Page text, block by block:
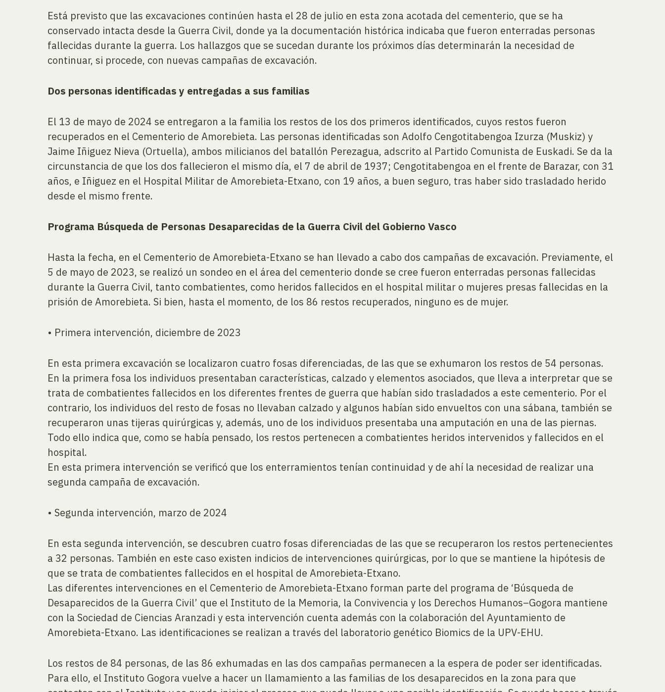
Está previsto que las excavaciones continúen hasta el 28 de julio en esta zona acotada del cementerio, que se ha
conservado intacta desde la Guerra Civil, donde ya la documentación histórica indicaba que fueron enterradas personas
fallecidas durante la guerra. Los hallazgos que se sucedan durante los próximos días determinarán la necesidad de
continuar, si procede, con nuevas campañas de excavación.
Dos personas identificadas y entregadas a sus familias
El 13 de mayo de 2024 se entregaron a la familia los restos de los dos primeros identificados, cuyos restos fueron
recuperados en el Cementerio de Amorebieta. Las personas identificadas son Adolfo Cengotitabengoa Izurza (Muskiz) y
Jaime Iñiguez Nieva (Ortuella), ambos milicianos del batallón Perezagua, adscrito al Partido Comunista de Euskadi. Se da la
circunstancia de que los dos fallecieron el mismo día, el 7 de abril de 1937; Cengotitabengoa en el frente de Barazar, con 31
años, e Iñiguez en el Hospital Militar de Amorebieta-Etxano, con 19 años, a buen seguro, tras haber sido trasladado herido
desde el mismo frente.
Programa Búsqueda de Personas Desaparecidas de la Guerra Civil del Gobierno Vasco
Hasta la fecha, en el Cementerio de Amorebieta-Etxano se han llevado a cabo dos campañas de excavación. Previamente, el
5 de mayo de 2023, se realizó un sondeo en el área del cementerio donde se cree fueron enterradas personas fallecidas
durante la Guerra Civil, tanto combatientes, como heridos fallecidos en el hospital militar o mujeres presas fallecidas en la
prisión de Amorebieta. Si bien, hasta el momento, de los 86 restos recuperados, ninguno es de mujer.
• Primera intervención, diciembre de 2023
En esta primera excavación se localizaron cuatro fosas diferenciadas, de las que se exhumaron los restos de 54 personas.
En la primera fosa los individuos presentaban características, calzado y elementos asociados, que lleva a interpretar que se
trata de combatientes fallecidos en los diferentes frentes de guerra que habían sido trasladados a este cementerio. Por el
contrario, los individuos del resto de fosas no llevaban calzado y algunos habían sido envueltos con una sábana, también se
recuperaron unas tijeras quirúrgicas y, además, uno de los individuos presentaba una amputación en una de las piernas.
Todo ello indica que, como se había pensado, los restos pertenecen a combatientes heridos intervenidos y fallecidos en el
hospital.
En esta primera intervención se verificó que los enterramientos tenían continuidad y de ahí la necesidad de realizar una
segunda campaña de excavación.
• Segunda intervención, marzo de 2024
En esta segunda intervención, se descubren cuatro fosas diferenciadas de las que se recuperaron los restos pertenecientes
a 32 personas. También en este caso existen indicios de intervenciones quirúrgicas, por lo que se mantiene la hipótesis de
que se trata de combatientes fallecidos en el hospital de Amorebieta-Etxano.
Las diferentes intervenciones en el Cementerio de Amorebieta-Etxano forman parte del programa de ‘Búsqueda de
Desaparecidos de la Guerra Civil’ que el Instituto de la Memoria, la Convivencia y los Derechos Humanos–Gogora mantiene
con la Sociedad de Ciencias Aranzadi y esta intervención cuenta además con la colaboración del Ayuntamiento de
Amorebieta-Etxano. Las identificaciones se realizan a través del laboratorio genético Biomics de la UPV-EHU.
Los restos de 84 personas, de las 86 exhumadas en las dos campañas permanecen a la espera de poder ser identificadas.
Para ello, el Instituto Gogora vuelve a hacer un llamamiento a las familias de los desaparecidos en la zona para que